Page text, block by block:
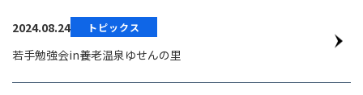
2024.08.24 トピックス
若手勉強会in養老温泉ゆせんの里